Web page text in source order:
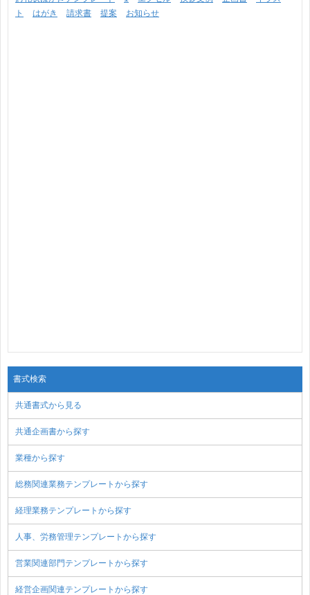
ト
はがき 請求書 提案 お知らせ
書式検索
共通書式から見る
共通企画書から探す
業種から探す
総務関連業務テンプレートから探す
経理業務テンプレートから探す
人事、労務管理テンプレートから探す
営業関連部門テンプレートから探す
経営企画関連テンプレートから探す